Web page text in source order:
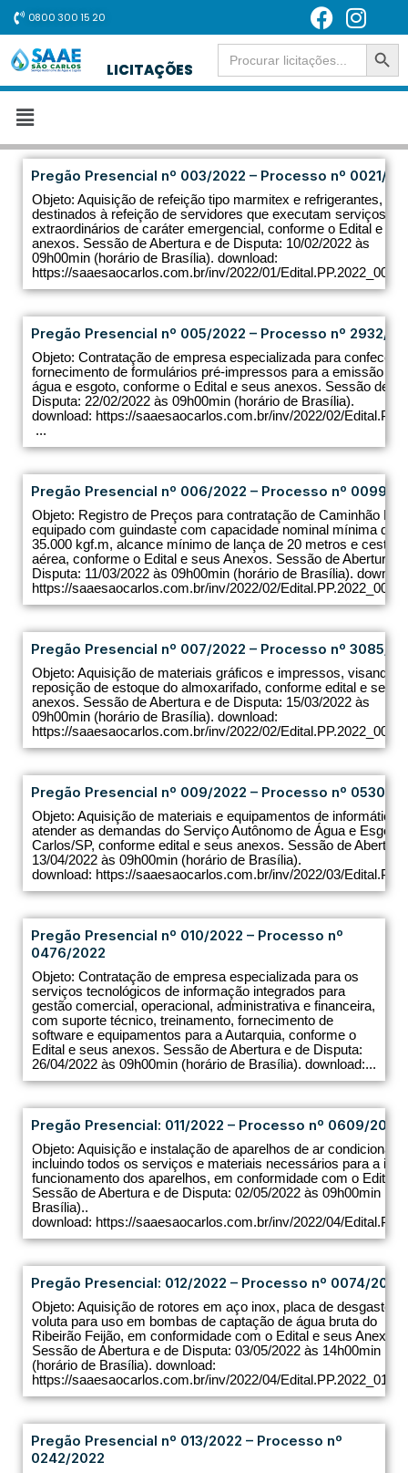
Pular
para
o
conteúdo
0800 300 15 20
LICITAÇÕES
Search
for:
SEARCH
Pregão Presencial nº 003/2022 – Processo nº 0021/
Objeto: Aquisição de refeição tipo marmitex e refrigerantes,
destinados à refeição de servidores que executam serviços
extraordinários de caráter emergencial, conforme o Edital e
anexos. Sessão de Abertura e de Disputa: 10/02/2022 às
09h00min (horário de Brasília). download:
https://saaesaocarlos.com.br/inv/2022/01/
Pregão Presencial nº 005/2022 – Processo nº 2932/
Objeto: Contratação de empresa especializada para
fornecimento de formulários pré-impressos para a emissão de
água e esgoto, conforme o Edital e seus anexos. Sessão de
Disputa: 22/02/2022 às 09h00min (horário de Brasília).
download: https://saaesaocarlos.com.br/inv/2022/02/
...
Pregão Presencial nº 006/2022 – Processo nº 0099/
Objeto: Registro de Preços para contratação de Caminhão
equipado com guindaste com capacidade nominal mínima de
35.000 kgf.m, alcance mínimo de lança de 20 metros e cesta
aérea, conforme o Edital e seus Anexos. Sessão de Abertura e
Disputa: 11/03/2022 às 09h00min (horário de Brasília).
https://saaesaocarlos.com.br/inv/2022/02/
Pregão Presencial nº 007/2022 – Processo nº 3085/
Objeto: Aquisição de materiais gráficos e impressos, visando à
reposição de estoque do almoxarifado, conforme edital e seus
anexos. Sessão de Abertura e de Disputa: 15/03/2022 às
09h00min (horário de Brasília). download:
https://saaesaocarlos.com.br/inv/2022/02/
Pregão Presencial nº 009/2022 – Processo nº 0530/
Objeto: Aquisição de materiais e equipamentos de informática,
atender as demandas do Serviço Autônomo de Água e Esgoto
Carlos/SP, conforme edital e seus anexos. Sessão de
13/04/2022 às 09h00min (horário de Brasília).
download: https://saaesaocarlos.com.br/inv/2022/03/
Pregão Presencial nº 010/2022 – Processo nº
0476/2022
Objeto: Contratação de empresa especializada para os
serviços tecnológicos de informação integrados para
gestão comercial, operacional, administrativa e financeira,
com suporte técnico, treinamento, fornecimento de
software e equipamentos para a Autarquia, conforme o
Edital e seus anexos. Sessão de Abertura e de Disputa:
26/04/2022 às 09h00min (horário de Brasília). download:...
Pregão Presencial: 011/2022 – Processo nº 0609/2022.
Objeto: Aquisição e instalação de aparelhos de ar
incluindo todos os serviços e materiais necessários para a
funcionamento dos aparelhos, em conformidade com o Edital
Sessão de Abertura e de Disputa: 02/05/2022 às 09h00min
Brasília)..
download: https://saaesaocarlos.com.br/inv/2022/04/
Pregão Presencial: 012/2022 – Processo nº 0074/2022
Objeto: Aquisição de rotores em aço inox, placa de desgaste e
voluta para uso em bombas de captação de água bruta do
Ribeirão Feijão, em conformidade com o Edital e seus Anexos.
Sessão de Abertura e de Disputa: 03/05/2022 às 14h00min
(horário de Brasília). download:
https://saaesaocarlos.com.br/inv/2022/04/
Pregão Presencial nº 013/2022 – Processo nº
0242/2022